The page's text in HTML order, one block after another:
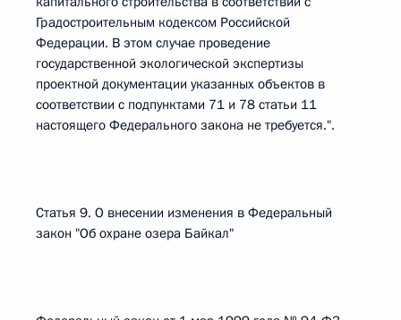
Градостроительным кодексом Российской
Федерации. В этом случае проведение
государственной экологической экспертизы
проектной документации указанных объектов в
соответствии с подпунктами 71 и 78 статьи 11
настоящего Федерального закона не требуется.".
Статья 9. О внесении изменения в Федеральный
закон "Об охране озера Байкал"